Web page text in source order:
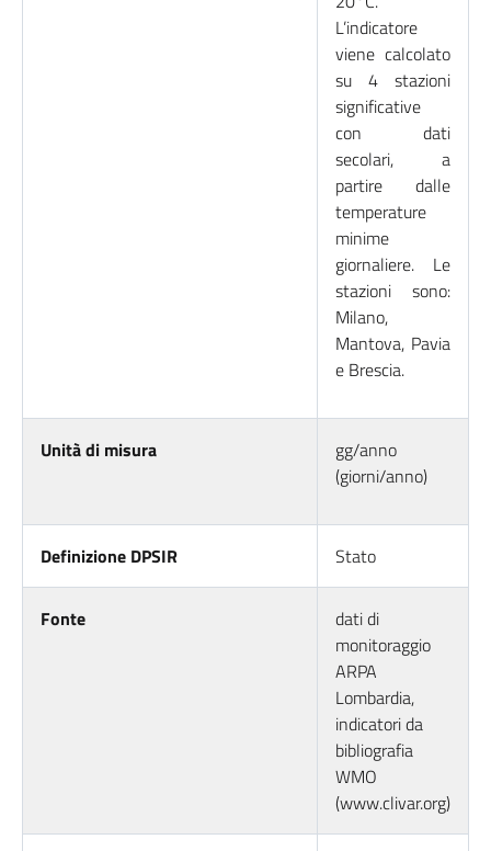
L’indicatore
viene calcolato
su 4 stazioni
significative
con dati
secolari, a
partire dalle
temperature
minime
giornaliere. Le
stazioni sono:
Milano,
Mantova, Pavia
e Brescia.
Unità di misura
gg/anno
(giorni/anno)
Definizione DPSIR Stato
Fonte
dati di
monitoraggio
ARPA
Lombardia,
indicatori da
bibliografia
WMO
(www.clivar.org)